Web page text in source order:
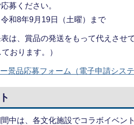
募ください。
和8年9月19日（土曜）まで
は、賞品の発送をもって代えさせ
おります。）
景品応募フォーム（電子申請システ
中は、各文化施設でコラボイベン